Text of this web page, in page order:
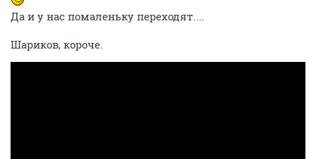
Да и у нас помаленьку переходят....
Шариков, короче.